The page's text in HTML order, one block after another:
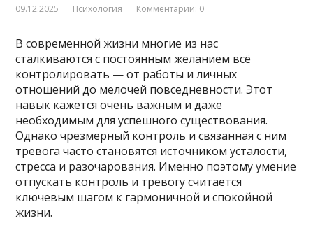
09.12.2025 Психология Комментарии: 0
В современной жизни многие из нас
сталкиваются с постоянным желанием всё
контролировать — от работы и личных
отношений до мелочей повседневности. Этот
навык кажется очень важным и даже
необходимым для успешного существования.
Однако чрезмерный контроль и связанная с ним
тревога часто становятся источником усталости,
стресса и разочарования. Именно поэтому умение
отпускать контроль и тревогу считается
ключевым шагом к гармоничной и спокойной
жизни.